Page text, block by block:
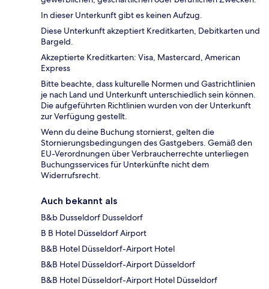
In dieser Unterkunft gibt es keinen Aufzug.
Diese Unterkunft akzeptiert Kreditkarten, Debitkarten und
Bargeld.
Akzeptierte Kreditkarten: Visa, Mastercard, American
Express
Bitte beachte, dass kulturelle Normen und Gastrichtlinien
je nach Land und Unterkunft unterschiedlich sein können.
Die aufgeführten Richtlinien wurden von der Unterkunft
zur Verfügung gestellt.
Wenn du deine Buchung stornierst, gelten die
Stornierungsbedingungen des Gastgebers. Gemäß den
EU-Verordnungen über Verbraucherrechte unterliegen
Buchungsservices für Unterkünfte nicht dem
Widerrufsrecht.
Auch bekannt als
B&b Dusseldorf Dusseldorf
B B Hotel Düsseldorf Airport
B&B Hotel Düsseldorf-Airport Hotel
B&B Hotel Düsseldorf-Airport Düsseldorf
B&B Hotel Düsseldorf-Airport Hotel Düsseldorf